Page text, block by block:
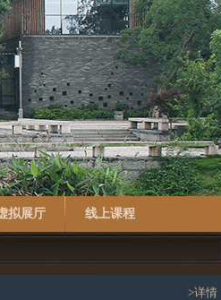
拟展厅 线上课程
>详情